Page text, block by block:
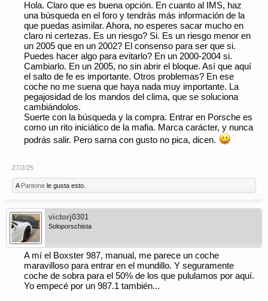
Hola. Claro que es buena opción. En cuanto al IMS, haz
una búsqueda en el foro y tendrás más información de la
que puedas asimilar. Ahora, no esperes sacar mucho en
claro ni certezas. Es un riesgo? Si. Es un riesgo menor en
un 2005 que en un 2002? El consenso para ser que si.
Puedes hacer algo para evitarlo? En un 2000-2004 si.
Cambiarlo. En un 2005, no sin abrir el bloque. Así que aquí
el salto de fe es importante. Otros problemas? En ese
coche no me suena que haya nada muy importante. La
pegajosidad de los mandos del clima, que se soluciona
cambiándolos.
Suerte con la búsqueda y la compra. Entrar en Porsche es
como un rito iniciático de la mafia. Marca carácter, y nunca
podrás salir. Pero sarna con gusto no pica, dicen.
27/2/25
A Pantone le gusta esto.
victorj0301
Soloporschista
A mí el Boxster 987, manual, me parece un coche
maravilloso para entrar en el mundillo. Y seguramente
coche de sobra para el 50% de los que pululamos por aquí.
Yo empecé por un 987.1 también...